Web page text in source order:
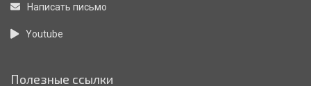
Написать письмо
Youtube
Полезные ссылки